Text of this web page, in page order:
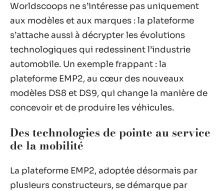
Worldscoops ne s’intéresse pas uniquement
aux modèles et aux marques : la plateforme
s’attache aussi à décrypter les évolutions
technologiques qui redessinent l’industrie
automobile. Un exemple frappant : la
plateforme EMP2, au cœur des nouveaux
modèles DS8 et DS9, qui change la manière de
concevoir et de produire les véhicules.
Des technologies de pointe au service
de la mobilité
La plateforme EMP2, adoptée désormais par
plusieurs constructeurs, se démarque par